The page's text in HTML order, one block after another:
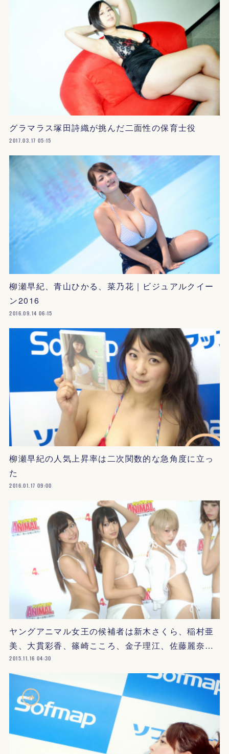
グラマラス塚田詩織が挑んだ二面性の保育士役
2017.03.17 05:15
柳瀬早紀、青山ひかる、菜乃花｜ビジュアルクイー
ン2016
2016.09.14 06:15
柳瀬早紀の人気上昇率は二次関数的な急角度に立っ
た
2016.01.17 09:00
ヤングアニマル女王の候補者は新木さくら、稲村亜
美、大貫彩香、篠崎こころ、金子理江、佐藤麗奈…
2015.11.16 04:30